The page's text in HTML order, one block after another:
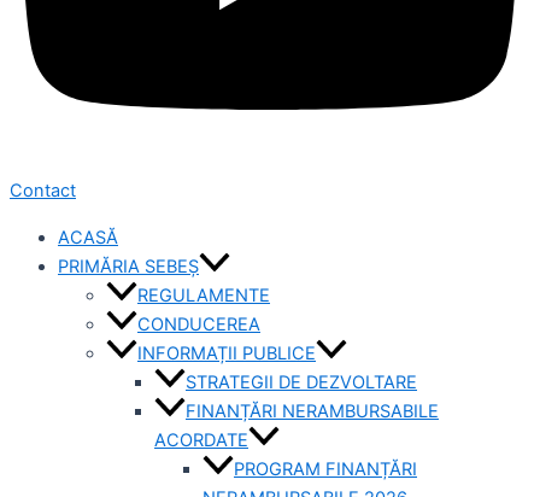
Contact
ACASĂ
PRIMĂRIA SEBEȘ
REGULAMENTE
CONDUCEREA
INFORMAȚII PUBLICE
STRATEGII DE DEZVOLTARE
FINANȚĂRI NERAMBURSABILE
ACORDATE
PROGRAM FINANȚĂRI